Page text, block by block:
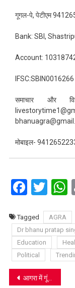
गूगल-पे, पेटीएम
Bank: SBI,
Account:
IFSC:SBIN0016266
समाचार और
मोबाइल-
Tagged AGRA
Dr bhanu pratap
Education
Political
Post
आगरा में गूंजेगा ‘जय जगन्नाथ’ का जयघोष: 16 जुलाई को निकलेगी भव्य रथयात्रा, तैयारियों ने पकड़ी रफ्तार